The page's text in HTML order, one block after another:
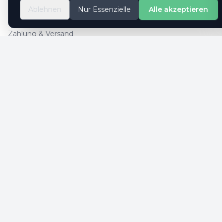
So geht es
Kontaktformular
Zahlung & Versand
Ablehnen Nur Essenzielle Alle akzeptieren